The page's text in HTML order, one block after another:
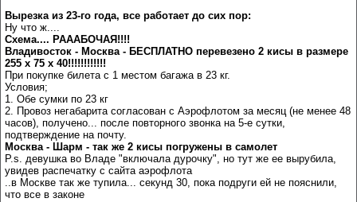
Вырезка из 23-го года, все работает до сих пор:
Ну что ж....
Схема.... РАААБОЧАЯ!!!!
Владивосток - Москва - БЕСПЛАТНО перевезено 2 кисы в размере
255 х 75 х 40!!!!!!!!!!!!
При покупке билета с 1 местом багажа в 23 кг.
Условия;
1. Обе сумки по 23 кг
2. Провоз негабарита согласован с Аэрофлотом за месяц (не менее 48
часов), получено... после повторного звонка на 5-е сутки,
подтверждение на почту.
Москва - Шарм - так же 2 кисы погружены в самолет
P.s. девушка во Владе "включала дурочку", но тут же ее вырубила,
увидев распечатку с сайта аэрофлота
..в Москве так же тупила... секунд 30, пока подруги ей не пояснили,
что все в законе